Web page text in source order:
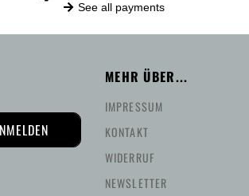
See all payments
MEHR ÜBER...
IMPRESSUM
KONTAKT
WIDERRUF
NEWSLETTER